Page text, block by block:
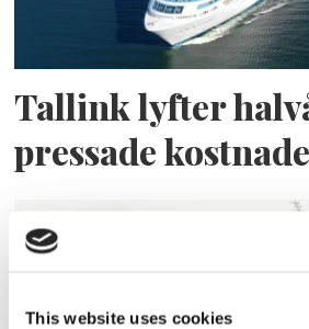
This website uses cookies
Tallink lyfter
pressade